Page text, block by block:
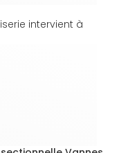
intervient à